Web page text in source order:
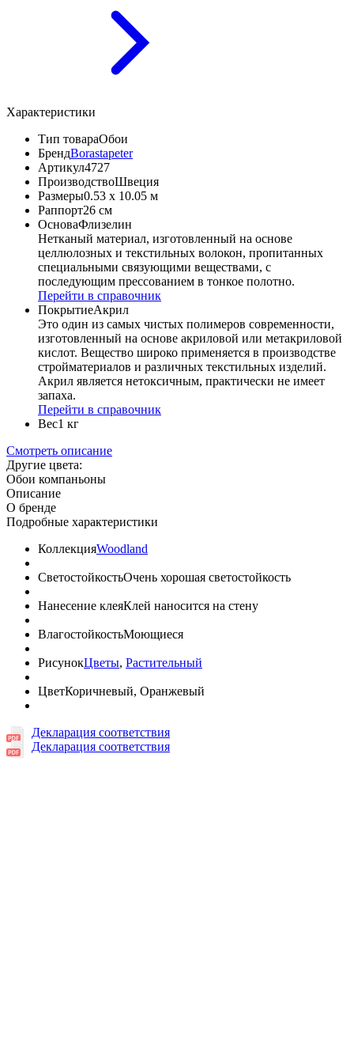
Характеристики
Тип товараОбои
БрендBorastapeter
Артикул4727
ПроизводствоШвеция
Размеры0.53 x 10.05 м
Раппорт26 см
ОсноваФлизелин
Нетканый материал, изготовленный на основе
целлюлозных и текстильных волокон, пропитанных
специальными связующими веществами, с
последующим прессованием в тонкое полотно.
Перейти в справочник
ПокрытиеАкрил
Это один из самых чистых полимеров современности,
изготовленный на основе акриловой или метакриловой
кислот. Вещество широко применяется в производстве
стройматериалов и различных текстильных изделий.
Акрил является нетоксичным, практически не имеет
запаха.
Перейти в справочник
Вес1 кг
Смотреть описание
Другие цвета:
Обои компаньоны
Описание
О бренде
Подробные характеристики
КоллекцияWoodland
СветостойкостьОчень хорошая светостойкость
Нанесение клеяКлей наносится на стену
ВлагостойкостьМоющиеся
РисунокЦветы, Растительный
ЦветКоричневый, Оранжевый
Декларация соответствия
Декларация соответствия